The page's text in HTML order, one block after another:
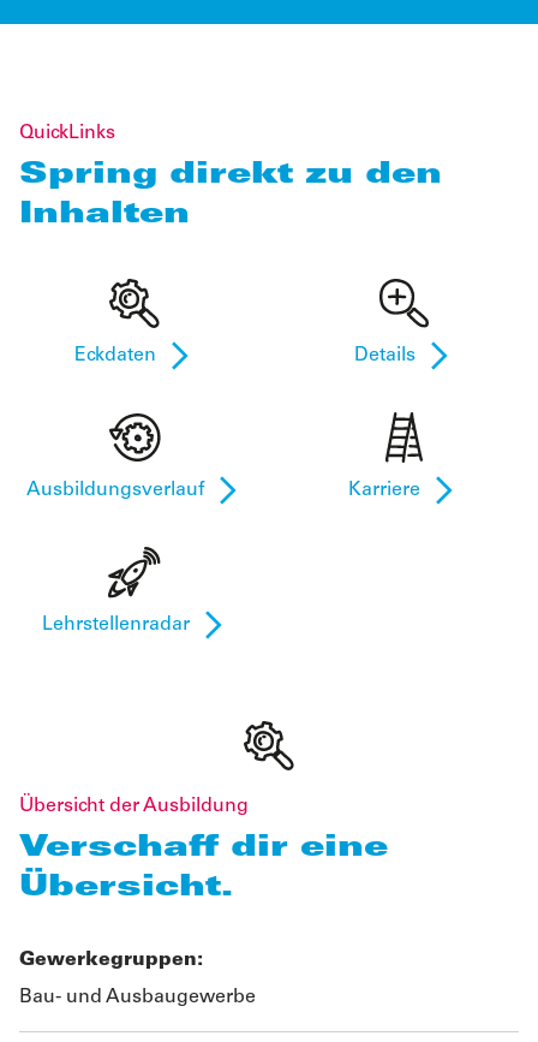
QuickLinks
Spring direkt zu den
Inhalten
Eckdaten Details
Ausbildungsverlauf Karriere
Lehrstellenradar
Übersicht der Ausbildung
Verschaff dir eine
Übersicht.
Gewerkegruppen:
Bau- und Ausbaugewerbe